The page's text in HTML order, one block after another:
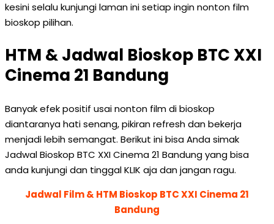
kesini selalu kunjungi laman ini setiap ingin nonton film
bioskop pilihan.
HTM & Jadwal Bioskop BTC XXI
Cinema 21 Bandung
Banyak efek positif usai nonton film di bioskop
diantaranya hati senang, pikiran refresh dan bekerja
menjadi lebih semangat. Berikut ini bisa Anda simak
Jadwal Bioskop BTC XXI Cinema 21 Bandung yang bisa
anda kunjungi dan tinggal KLIK aja dan jangan ragu.
Jadwal Film & HTM Bioskop BTC XXI Cinema 21
Bandung